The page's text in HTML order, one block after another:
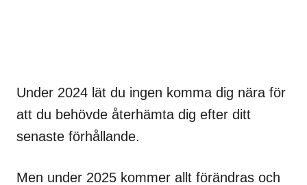
Under 2024 lät du ingen komma dig nära för
att du behövde återhämta dig efter ditt
senaste förhållande.
Men under 2025 kommer allt förändras och